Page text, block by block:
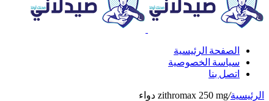
الصفحة الرئيسية
سياسة الخصوصية
اتصل بنا
الرئيسية/zithromax 250 mg دواء